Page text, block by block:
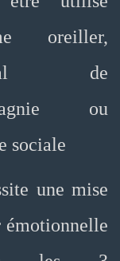
oreiller,
de
ou
sociale
une mise
émotionnelle